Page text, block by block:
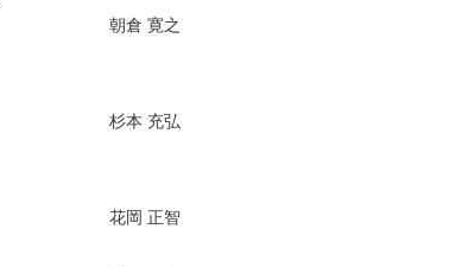
朝倉 寛之
杉本 充弘
花岡 正智